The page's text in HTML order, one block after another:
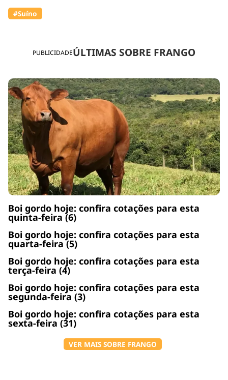
PUBLICIDADEÚLTIMAS SOBRE FRANGO
Boi gordo hoje: confira cotações para esta
quinta-feira (6)
Boi gordo hoje: confira cotações para esta
quarta-feira (5)
Boi gordo hoje: confira cotações para esta
terça-feira (4)
Boi gordo hoje: confira cotações para esta
segunda-feira (3)
Boi gordo hoje: confira cotações para esta
sexta-feira (31)
VER MAIS SOBRE FRANGO
#Suíno